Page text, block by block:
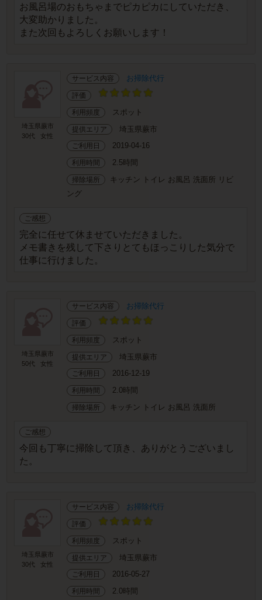
お風呂場のおもちゃまでピカピカにしていただき、
大変助かりました。
また次回もよろしくお願いします！
埼玉県蕨市
30代
女性
サービス内容 お掃除代行
評価
利用頻度 スポット
提供エリア 埼玉県蕨市
ご利用日 2019-04-16
利用時間 2.5時間
掃除場所
キッチン トイレ お風呂 洗面所 リビ
ング
ご感想
完全に任せて休ませていただきました。
メモ書きを残して下さりとてもほっこりした気分で
仕事に行けました。
埼玉県蕨市
50代
女性
サービス内容 お掃除代行
評価
利用頻度 スポット
提供エリア 埼玉県蕨市
ご利用日 2016-12-19
利用時間 2.0時間
掃除場所 キッチン トイレ お風呂 洗面所
ご感想
今回も丁寧に掃除して頂き、ありがとうございまし
た。
埼玉県蕨市
30代
女性
サービス内容 お掃除代行
評価
利用頻度 スポット
提供エリア 埼玉県蕨市
ご利用日 2016-05-27
利用時間 2.0時間